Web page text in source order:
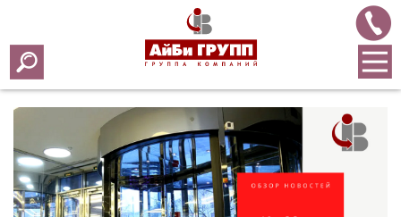
Array ( [0] => 2022 [1] => 05 [2] => 23 [3] => 601 )